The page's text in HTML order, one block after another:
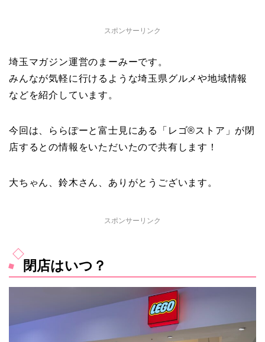
スポンサーリンク
埼玉マガジン運営のまーみーです。
みんなが気軽に行けるような埼玉県グルメや地域情報
などを紹介しています。
今回は、ららぽーと富士見にある「レゴ®ストア」が閉
店するとの情報をいただいたので共有します！
大ちゃん、鈴木さん、ありがとうございます。
スポンサーリンク
閉店はいつ？